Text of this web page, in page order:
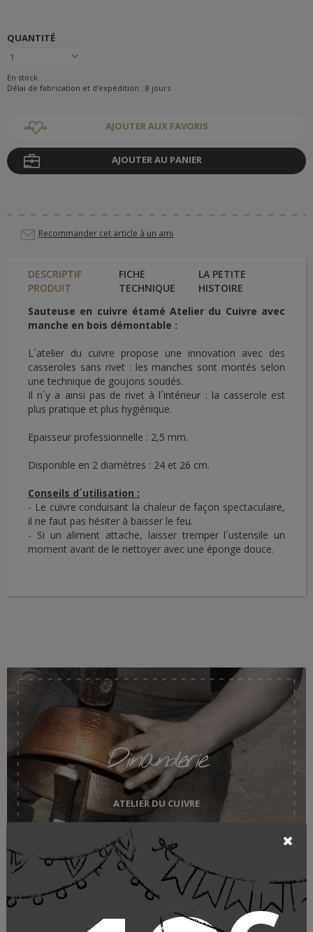
QUANTITÉ
En stock
Délai de fabrication et d'expédition : 8 jours
AJOUTER AUX FAVORIS
AJOUTER AU PANIER
Recommander cet article à un ami
DESCRIPTIF
PRODUIT
FICHE
TECHNIQUE
LA PETITE
HISTOIRE
Sauteuse en cuivre étamé Atelier du Cuivre avec
manche en bois démontable :
L´atelier du cuivre propose une innovation avec des
casseroles sans rivet : les manches sont montés selon
une technique de goujons soudés.
Il n´y a ainsi pas de rivet à l´intérieur : la casserole est
plus pratique et plus hygiénique.
Epaisseur professionnelle : 2,5 mm.
Disponible en 2 diamètres : 24 et 26 cm.
Conseils d´utilisation :
- Le cuivre conduisant la chaleur de façon spectaculaire,
il ne faut pas hésiter à baisser le feu.
- Si un aliment attache, laisser tremper l´ustensile un
moment avant de le nettoyer avec une éponge douce.
Dinanderie
ATELIER DU CUIVRE
LE FABRICANT
QUI EST-IL ?